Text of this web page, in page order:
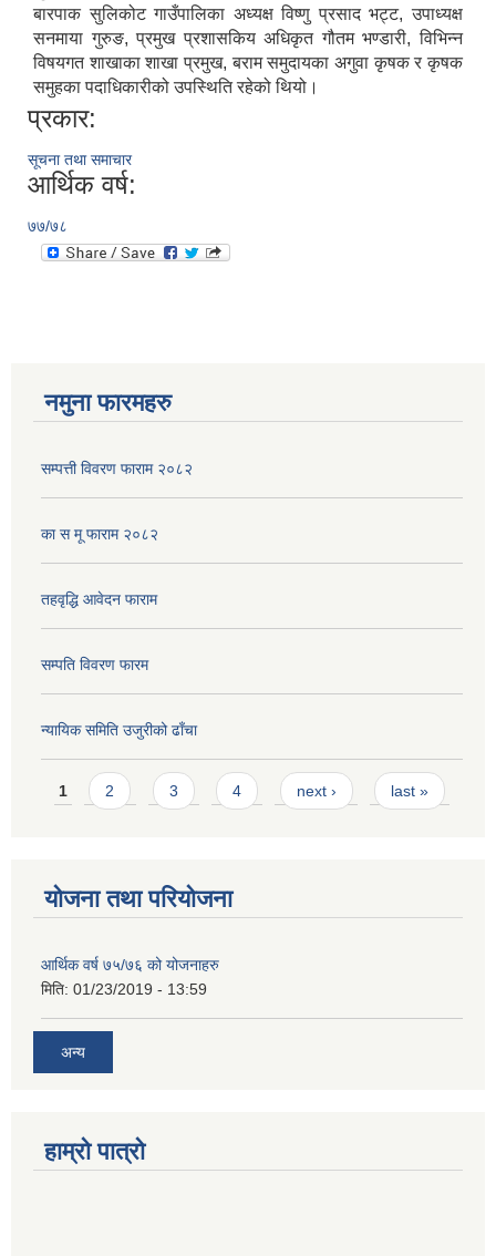
बारपाक सुलिकोट गाउँपालिका अध्यक्ष विष्णु प्रसाद भट्ट, उपाध्यक्ष
सनमाया गुरुङ, प्रमुख प्रशासकिय अधिकृत गौतम भण्डारी, विभिन्न
विषयगत शाखाका शाखा प्रमुख, बराम समुदायका अगुवा कृषक र कृषक
समुहका पदाधिकारीको उपस्थिति रहेको थियो।
प्रकार:
सूचना तथा समाचार
आर्थिक वर्ष:
७७/७८
नमुना फारमहरु
सम्पत्ती विवरण फाराम २०८२
का स मू फाराम २०८२
तहवृद्धि आवेदन फाराम
सम्पति विवरण फारम
न्यायिक समिति उजुरीको ढाँचा
Pages
1 2 3 4 next › last »
योजना तथा परियोजना
आर्थिक वर्ष ७५/७६ को योजनाहरु
मिति: 01/23/2019 - 13:59
अन्य
हाम्रो पात्रो